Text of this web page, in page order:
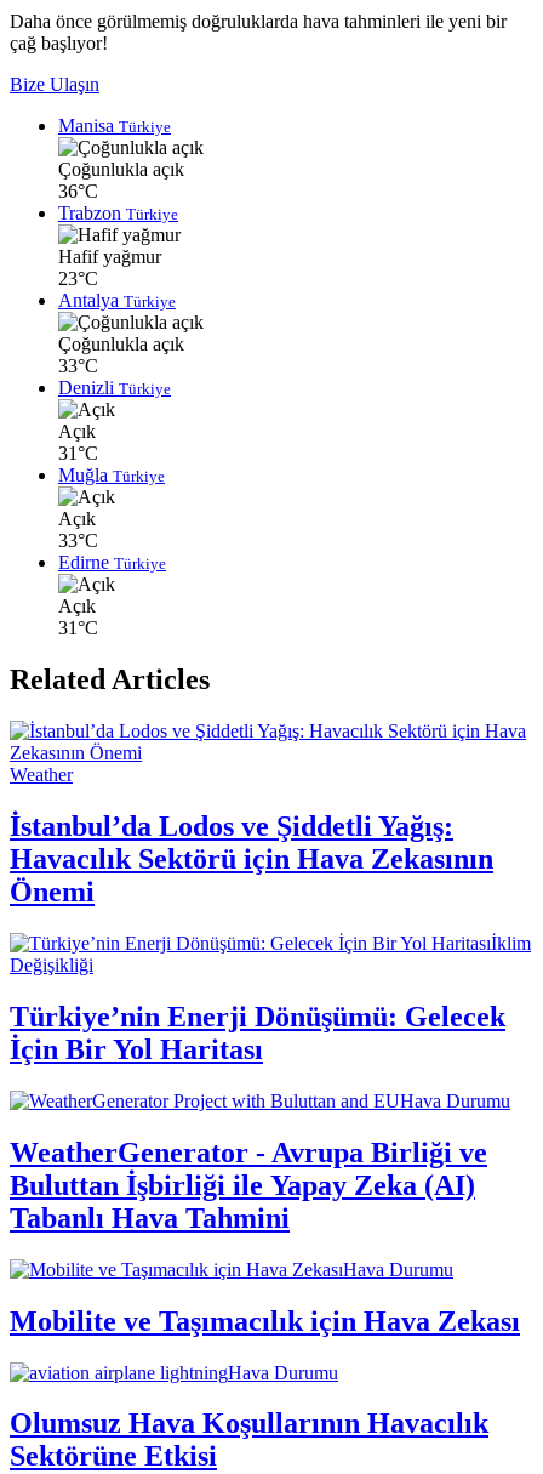
Daha önce görülmemiş doğruluklarda hava tahminleri ile yeni bir
çağ başlıyor!
Bize Ulaşın
Manisa Türkiye
Çoğunlukla açık
36°C
Trabzon Türkiye
Hafif yağmur
23°C
Antalya Türkiye
Çoğunlukla açık
33°C
Denizli Türkiye
Açık
31°C
Muğla Türkiye
Açık
33°C
Edirne Türkiye
Açık
31°C
Related Articles
Weather
İstanbul’da Lodos ve Şiddetli Yağış:
Havacılık Sektörü için Hava Zekasının
Önemi
İklim
Değişikliği
Türkiye’nin Enerji Dönüşümü: Gelecek
İçin Bir Yol Haritası
Hava Durumu
WeatherGenerator - Avrupa Birliği ve
Buluttan İşbirliği ile Yapay Zeka (AI)
Tabanlı Hava Tahmini
Hava Durumu
Mobilite ve Taşımacılık için Hava Zekası
Hava Durumu
Olumsuz Hava Koşullarının Havacılık
Sektörüne Etkisi